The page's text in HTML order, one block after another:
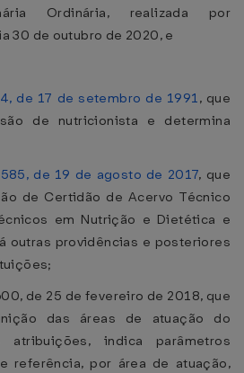
Ordinária, realizada por
30 de outubro de 2020, e
de 17 de setembro de 1991, que
de nutricionista e determina
de 19 de agosto de 2017, que
de Certidão de Acervo Técnico
em Nutrição e Dietética e
outras providências e posteriores
de 25 de fevereiro de 2018, que
das áreas de atuação do
indica parâmetros
referência, por área de atuação,